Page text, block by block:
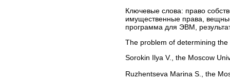
Ключевые слова: право
имущественные права,
программа для ЭВМ,
The problem of determining
Sorokin Ilya V., the Moscow
Ruzhentseva Marina S., the